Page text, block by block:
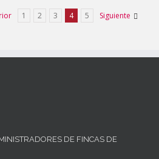
1 2 3 4 5 Siguiente
DE FINCAS DE